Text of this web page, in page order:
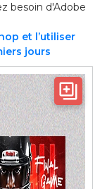
besoin d'Adobe
et l’utiliser
jours